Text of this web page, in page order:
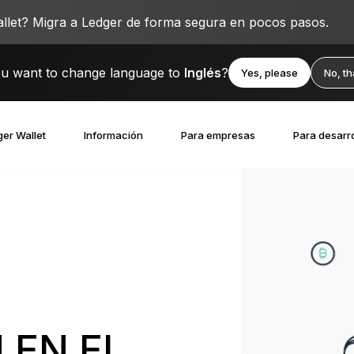
Migra a Ledger de forma segura en pocos pasos.
want to change language to Inglés? Yes, please No,
Wallet Información Para empresas Para